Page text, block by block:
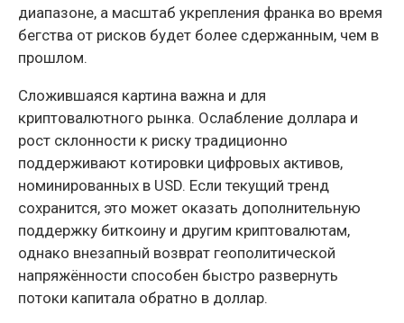
диапазоне, а масштаб укрепления франка во время
бегства от рисков будет более сдержанным, чем в
прошлом.
Сложившаяся картина важна и для
криптовалютного рынка. Ослабление доллара и
рост склонности к риску традиционно
поддерживают котировки цифровых активов,
номинированных в USD. Если текущий тренд
сохранится, это может оказать дополнительную
поддержку биткоину и другим криптовалютам,
однако внезапный возврат геополитической
напряжённости способен быстро развернуть
потоки капитала обратно в доллар.